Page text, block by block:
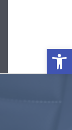
פתח סרגל נגישות